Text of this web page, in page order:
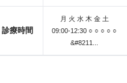
診療時間
月 火 水 木 金 土
09:00-12:30 ○ ○ ○ ○ ○
&#8211...